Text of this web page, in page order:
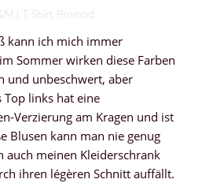
| T-Shirt Promod
kann ich mich immer
Sommer wirken diese Farben
und unbeschwert, aber
Top links hat eine
Verzierung am Kragen und ist
Blusen kann man nie genug
auch meinen Kleiderschrank
ihren légèren Schnitt auffällt.